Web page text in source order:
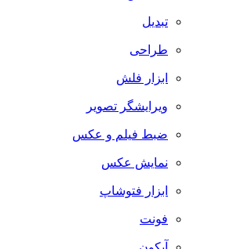
تبدیل
طراحی
ابزار فلش
ویرایشگر تصویر
ضبط فيلم و عكس
نمایش عکس
ابزار فتوشاپ
فونت